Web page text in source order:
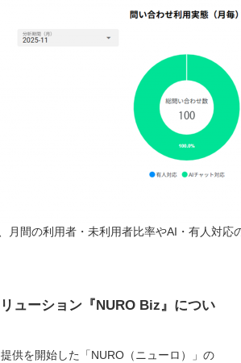
月間の利用者・未利用者比率やAI・有人対応
ューション『NURO Biz』につい
供を開始した「NURO（ニューロ）」の